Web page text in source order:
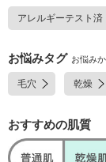
ル共重合体、グリセ
ステアリルアルコ
体、ポリオキシエチ
リコール、モノパル
水酸化ナトリウム、
アレルギーテスト済
お悩みタグ お悩み
毛穴 乾燥
おすすめの肌質